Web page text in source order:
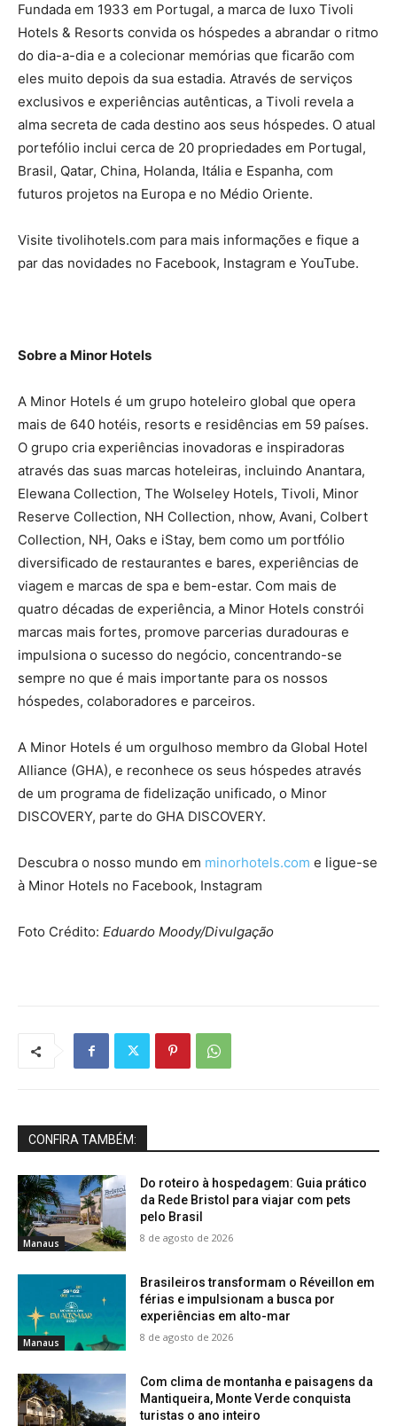
Fundada em 1933 em Portugal, a marca de luxo Tivoli
Hotels & Resorts convida os hóspedes a abrandar o ritmo
do dia-a-dia e a colecionar memórias que ficarão com
eles muito depois da sua estadia. Através de serviços
exclusivos e experiências autênticas, a Tivoli revela a
alma secreta de cada destino aos seus hóspedes. O atual
portefólio inclui cerca de 20 propriedades em Portugal,
Brasil, Qatar, China, Holanda, Itália e Espanha, com
futuros projetos na Europa e no Médio Oriente.
Visite tivolihotels.com para mais informações e fique a
par das novidades no Facebook, Instagram e YouTube.
Sobre a Minor Hotels
A Minor Hotels é um grupo hoteleiro global que opera
mais de 640 hotéis, resorts e residências em 59 países.
O grupo cria experiências inovadoras e inspiradoras
através das suas marcas hoteleiras, incluindo Anantara,
Elewana Collection, The Wolseley Hotels, Tivoli, Minor
Reserve Collection, NH Collection, nhow, Avani, Colbert
Collection, NH, Oaks e iStay, bem como um portfólio
diversificado de restaurantes e bares, experiências de
viagem e marcas de spa e bem-estar. Com mais de
quatro décadas de experiência, a Minor Hotels constrói
marcas mais fortes, promove parcerias duradouras e
impulsiona o sucesso do negócio, concentrando-se
sempre no que é mais importante para os nossos
hóspedes, colaboradores e parceiros.
A Minor Hotels é um orgulhoso membro da Global Hotel
Alliance (GHA), e reconhece os seus hóspedes através
de um programa de fidelização unificado, o Minor
DISCOVERY, parte do GHA DISCOVERY.
Descubra o nosso mundo em minorhotels.com e ligue-se
à Minor Hotels no Facebook, Instagram
Foto Crédito: Eduardo Moody/Divulgação
CONFIRA TAMBÉM:
Manaus
Do roteiro à hospedagem: Guia prático
da Rede Bristol para viajar com pets
pelo Brasil
8 de agosto de 2026
Manaus
Brasileiros transformam o Réveillon em
férias e impulsionam a busca por
experiências em alto-mar
8 de agosto de 2026
Com clima de montanha e paisagens da
Mantiqueira, Monte Verde conquista
turistas o ano inteiro